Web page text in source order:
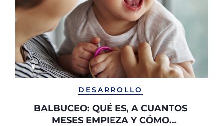
DESARROLLO
BALBUCEO: QUÉ ES, A CUANTOS
MESES EMPIEZA Y CÓMO